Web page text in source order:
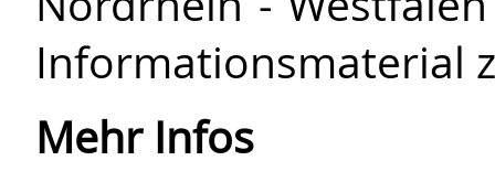
Informationsmaterial
Mehr Infos